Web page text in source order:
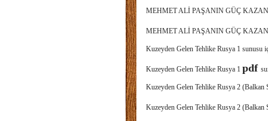
MEHMET ALİ PAŞANIN GÜÇ
MEHMET ALİ PAŞANIN GÜÇ
Kuzeyden Gelen Tehlike Rusya 1 sunusu
Kuzeyden Gelen Tehlike Rusya 1 pdf
Kuzeyden Gelen Tehlike Rusya 2 (Balkan
Kuzeyden Gelen Tehlike Rusya 2 (Balkan